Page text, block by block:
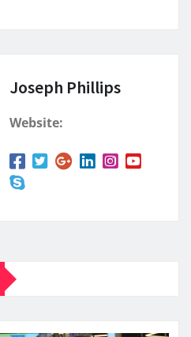
Joseph Phillips
Website: